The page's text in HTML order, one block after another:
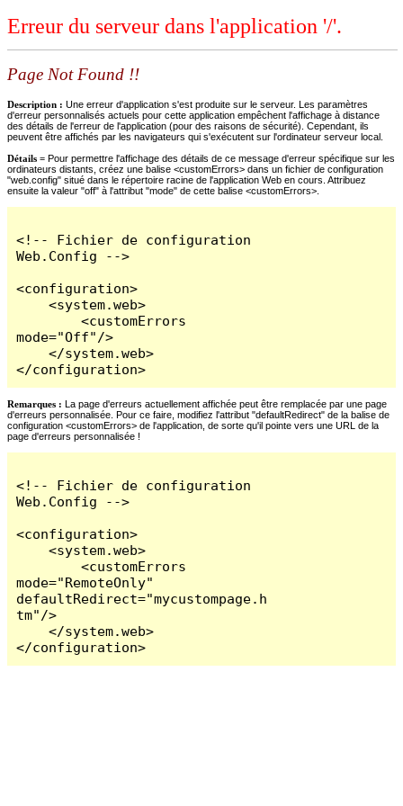
Erreur du serveur dans l'application '/'.
Page Not Found !!
Description : Une erreur d'application s'est produite sur le serveur. Les paramètres
d'erreur personnalisés actuels pour cette application empêchent l'affichage à distance
des détails de l'erreur de l'application (pour des raisons de sécurité). Cependant, ils
peuvent être affichés par les navigateurs qui s'exécutent sur l'ordinateur serveur local.
Détails = Pour permettre l'affichage des détails de ce message d'erreur spécifique sur les
ordinateurs distants, créez une balise <customErrors> dans un fichier de configuration
"web.config" situé dans le répertoire racine de l'application Web en cours. Attribuez
ensuite la valeur "off" à l'attribut "mode" de cette balise <customErrors>.
<!-- Fichier de configuration
Web.Config -->
<configuration>
    <system.web>
        <customErrors
mode="Off"/>
    </system.web>
</configuration>
Remarques : La page d'erreurs actuellement affichée peut être remplacée par une page
d'erreurs personnalisée. Pour ce faire, modifiez l'attribut "defaultRedirect" de la balise de
configuration <customErrors> de l'application, de sorte qu'il pointe vers une URL de la
page d'erreurs personnalisée !
<!-- Fichier de configuration
Web.Config -->
<configuration>
    <system.web>
        <customErrors
mode="RemoteOnly"
defaultRedirect="mycustompage.h
tm"/>
    </system.web>
</configuration>